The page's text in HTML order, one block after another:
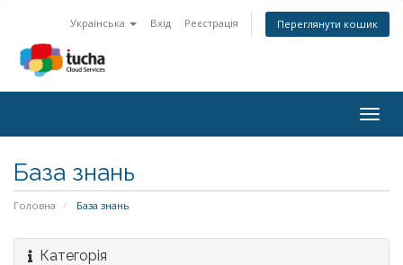
Українська Вхід Реєстрація Переглянути кошик
База знань
Головна База знань
Категорія